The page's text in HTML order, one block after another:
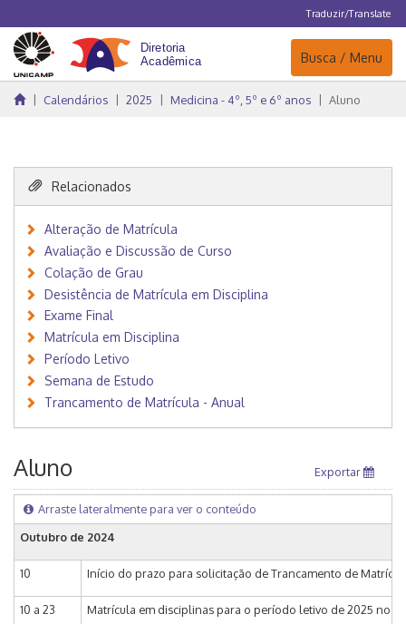
Traduzir/Translate
Navegação
Busca / Menu
Calendários 2025 Medicina - 4º, 5º e 6º anos Aluno
Relacionados
Alteração de Matrícula
Avaliação e Discussão de Curso
Colação de Grau
Desistência de Matrícula em Disciplina
Exame Final
Matrícula em Disciplina
Período Letivo
Semana de Estudo
Trancamento de Matrícula - Anual
Aluno Exportar
Arraste lateralmente para ver o conteúdo
Outubro de 2024
10 Início do prazo para solicitação de Trancamento de
10 a 23 Matrícula em disciplinas para o período letivo de 2025 no e-